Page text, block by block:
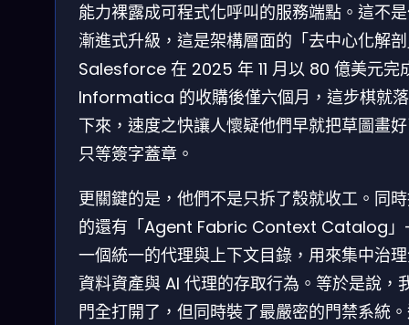
能力裸露成可程式化呼叫的服務端點。這不
漸進式升級，這是架構層面的「去中心化解
Salesforce 在 2025 年 11 月以 80 億美元完
Informatica 的收購後僅六個月，這步棋就
下來，速度之快讓人懷疑他們早就把草圖畫
只等簽字蓋章。
更關鍵的是，他們不是只拆了殼就收工。同
的還有「Agent Fabric Context Catalog
一個統一的代理與上下文目錄，用來集中治
資料資產與 AI 代理的存取行為。等於是說，
門全打開了，但同時裝了最嚴密的門禁系統